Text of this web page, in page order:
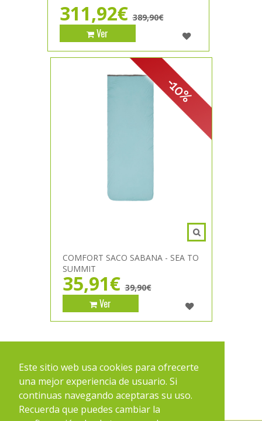
Este sitio web usa cookies para ofrecerte
una mejor experiencia de usuario. Si
continuas navegando aceptaras su uso.
Recuerda que puedes cambiar la
311,92€ 389,90€
Ver
-10%
COMFORT SACO SABANA - SEA TO
SUMMIT
35,91€ 39,90€
Ver